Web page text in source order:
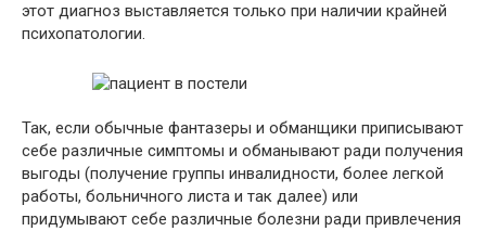
этот диагноз выставляется только при наличии крайней
психопатологии.
Так, если обычные фантазеры и обманщики приписывают
себе различные симптомы и обманывают ради получения
выгоды (получение группы инвалидности, более легкой
работы, больничного листа и так далее) или
придумывают себе различные болезни ради привлечения